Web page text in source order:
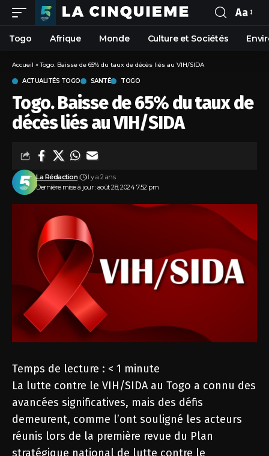
Aa
Togo Afrique Monde Culture et Sociétés
Accueil »Togo. Baisse de 65% du taux de décès liés au VIH/SIDA
ACTUALITÉS TOGO SANTÉ TOGO
Togo. Baisse de 65% du taux de
décès liés au VIH/SIDA
Dernière mise à jour : août 28, 2024 7:52 pm
La Rédaction il y a 2 ans
Temps de lecture : < 1 minute
La lutte contre le VIH/SIDA au Togo a connu des
avancées significatives, mais des défis
demeurent, comme l’ont souligné les acteurs
réunis lors de la première revue du Plan
stratégique national de lutte contre le